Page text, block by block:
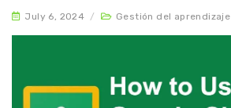
July 6, 2024 / Gestión del aprendizaje